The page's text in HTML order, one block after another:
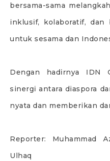
bersama-sama
inklusif, kolaboratif,
untuk sesama dan
Dengan hadirnya IDN
sinergi antara diaspora
nyata dan memberikan
Reporter: Muhammad
Ulhaq